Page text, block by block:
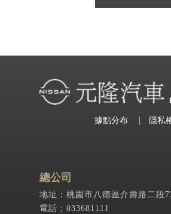
據點分布 隱私
總公司
地址：桃園市八德區介壽路二段
電話：033681111